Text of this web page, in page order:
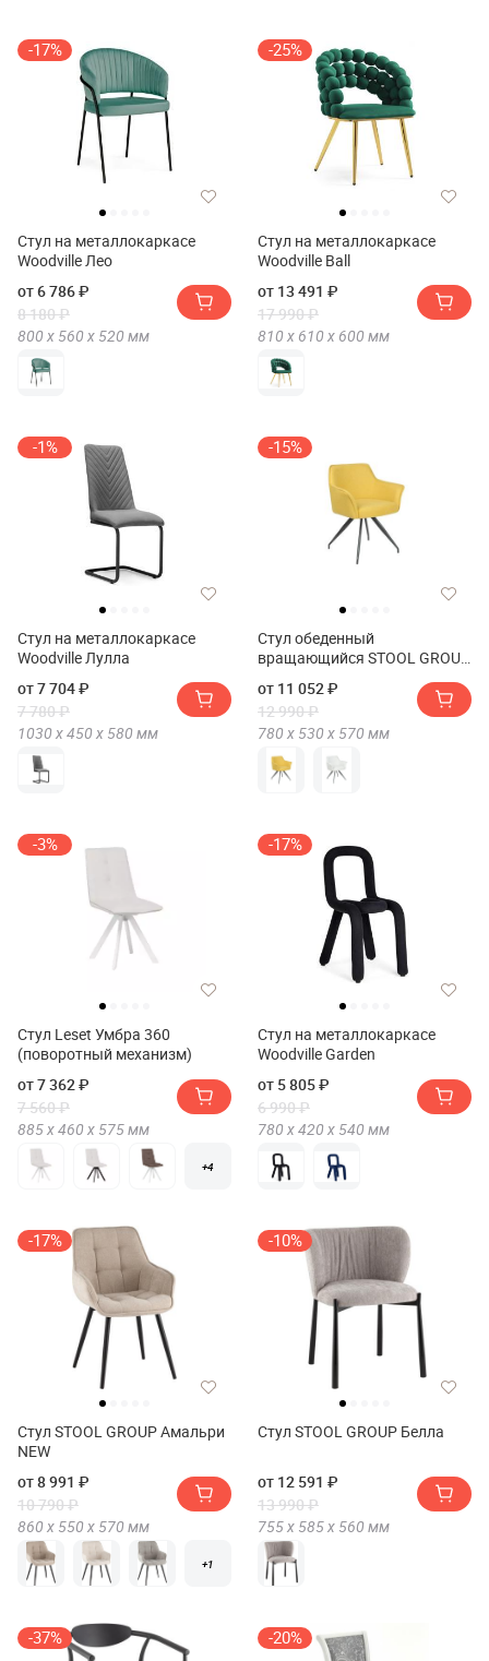
-17%
Стул на металлокаркасе
Woodville Лео
от 6 786 ₽
8 180 ₽
800 х 560 х 520 мм
-25%
Стул на металлокаркасе
Woodville Ball
от 13 491 ₽
17 990 ₽
810 х 610 х 600 мм
-1%
Стул на металлокаркасе
Woodville Лулла
от 7 704 ₽
7 780 ₽
1030 х450 х 580 мм
-15%
Стул обеденный
вращающийся STOOL GROUP
от 11 052 ₽
12 990 ₽
780 х 530 х 570 мм
-3%
Стул Leset Умбра 360
(поворотный механизм)
от 7 362 ₽
7 560 ₽
885 х460 х 575мм
+4
-17%
Стул на металлокаркасе
Woodville Garden
от 5 805 ₽
6 990 ₽
780 х420 х 540 мм
-17%
Стул STOOL GROUP Амальри
NEW
от 8 991 ₽
10 790 ₽
860 х 550 х 570 мм
+1
-10%
Стул STOOL GROUP Белла
от 12 591 ₽
13 990 ₽
755 х 585 х 560 мм
-37% -20%